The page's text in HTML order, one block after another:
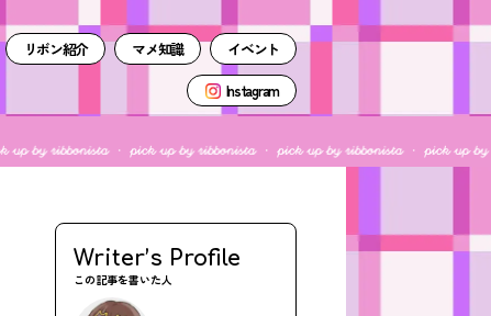
リボン紹介 マメ知識
イベント
Instagram
Writer’s Profile
この記事を書いた人